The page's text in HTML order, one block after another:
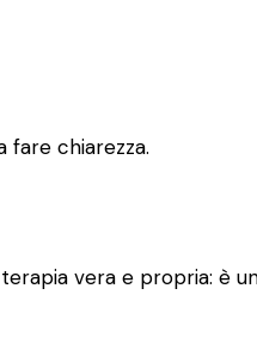
fare chiarezza.
vera e propria: è